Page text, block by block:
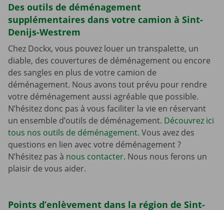
Des outils de déménagement
supplémentaires dans votre camion à Sint-
Denijs-Westrem
Chez Dockx, vous pouvez louer un transpalette, un
diable, des couvertures de déménagement ou encore
des sangles en plus de votre camion de
déménagement. Nous avons tout prévu pour rendre
votre déménagement aussi agréable que possible.
N’hésitez donc pas à vous faciliter la vie en réservant
un ensemble d’outils de déménagement. Découvrez ici
tous nos outils de déménagement. Vous avez des
questions en lien avec votre déménagement ?
N’hésitez pas à nous contacter. Nous nous ferons un
plaisir de vous aider.
Points d’enlèvement dans la région de Sint-